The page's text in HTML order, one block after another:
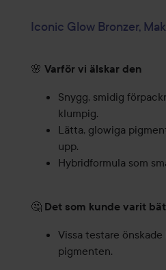
Iconic Glow Bronzer,
🌸 Varför vi älskar den
Snygg, smidig
klumpig.
Lätta, glowiga
upp.
Hybridformula som
🤔 Det som kunde varit
Vissa testare
pigmenten.